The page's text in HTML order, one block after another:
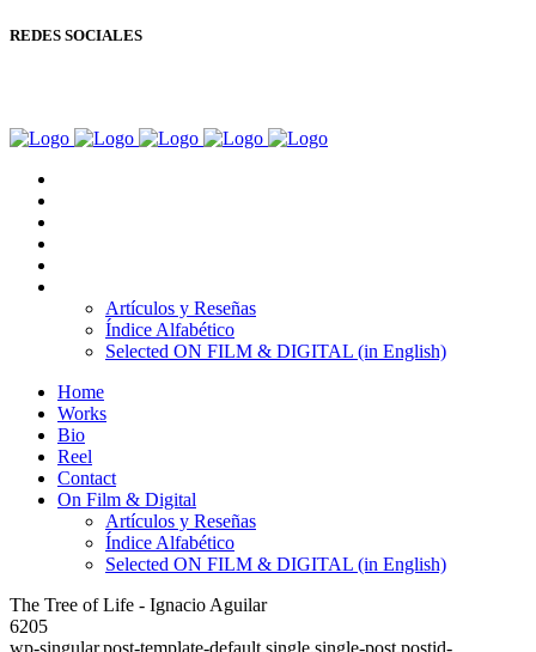
REDES SOCIALES
Artículos y Reseñas
Índice Alfabético
Selected ON FILM & DIGITAL (in English)
Home
Works
Bio
Reel
Contact
On Film & Digital
Artículos y Reseñas
Índice Alfabético
Selected ON FILM & DIGITAL (in English)
The Tree of Life - Ignacio Aguilar
6205